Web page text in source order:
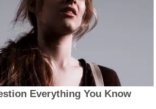
Everything You Know